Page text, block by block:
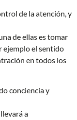
de la atención, y
de ellas es tomar
ejemplo el sentido
en todos los
conciencia y
a